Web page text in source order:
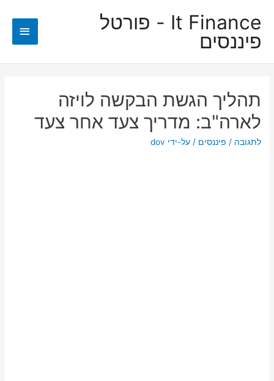
It Finance - פורטל
פיננסים
תהליך הגשת הבקשה לויזה
לארה"ב: מדריך צעד אחר צעד
לתגובה / פיננסים / על-ידי dov